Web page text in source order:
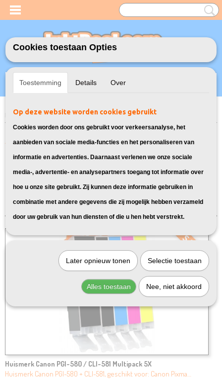
Inloggen Registreren
UW WINKELWAGEN
Home>Model Printer> PGI-580/CLI-581 Inkt cartridges voor Canon
Alle inkt cartridges voor Canon PGI-
580 / CLI-581:
Sorteer op:
SALE
Huismerk Canon PGI-580 / CLI-581 Multipack 5X
Huismerk Canon PGI-580 + CLI-581, geschikt voor: Canon Pixma…
Cookies toestaan Opties
Toestemming Details Over
Op deze website worden cookies gebruikt
Cookies worden door ons gebruikt voor verkeersanalyse, het
aanbieden van sociale media-functies en het personaliseren van
informatie en advertenties. Daarnaast verlenen we onze sociale
media-, advertentie- en analysepartners toegang tot informatie over
hoe u onze site gebruikt. Zij kunnen deze informatie gebruiken in
combinatie met andere gegevens die zij mogelijk hebben verzameld
door uw gebruik van hun diensten of die u hen hebt verstrekt.
Later opnieuw tonen Selectie toestaan
Alles toestaan Nee, niet akkoord